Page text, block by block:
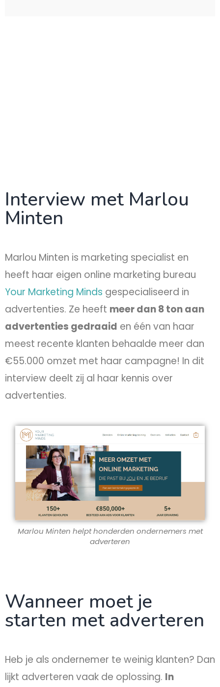
Interview met Marlou
Minten
Marlou Minten is marketing specialist en
heeft haar eigen online marketing bureau
Your Marketing Minds gespecialiseerd in
advertenties. Ze heeft meer dan 8 ton aan
advertenties gedraaid en één van haar
meest recente klanten behaalde meer dan
€55.000 omzet met haar campagne! In dit
interview deelt zij al haar kennis over
advertenties.
Marlou Minten helpt honderden ondernemers met
adverteren
Wanneer moet je
starten met adverteren
Heb je als ondernemer te weinig klanten? Dan
lijkt adverteren vaak de oplossing. In